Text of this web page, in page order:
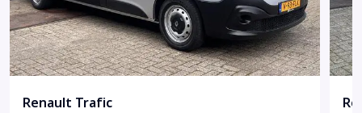
Renault Trafic